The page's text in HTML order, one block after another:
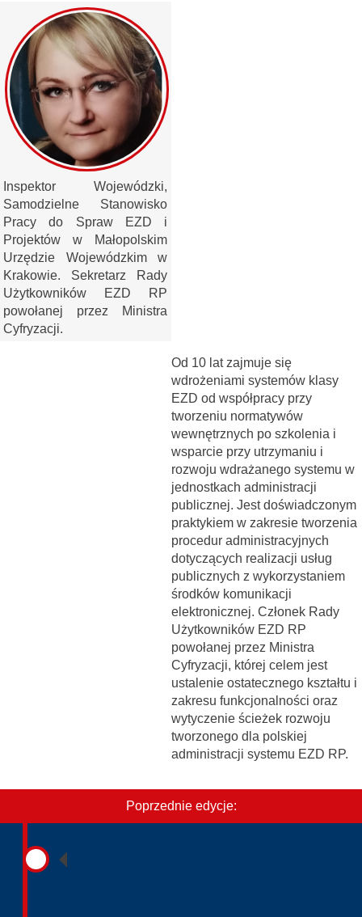
Inspektor Wojewódzki,
Samodzielne Stanowisko
Pracy do Spraw EZD i
Projektów w Małopolskim
Urzędzie Wojewódzkim w
Krakowie. Sekretarz Rady
Użytkowników EZD RP
powołanej przez Ministra
Cyfryzacji.
Od 10 lat zajmuje się
wdrożeniami systemów klasy
EZD od współpracy przy
tworzeniu normatywów
wewnętrznych po szkolenia i
wsparcie przy utrzymaniu i
rozwoju wdrażanego systemu w
jednostkach administracji
publicznej. Jest doświadczonym
praktykiem w zakresie tworzenia
procedur administracyjnych
dotyczących realizacji usług
publicznych z wykorzystaniem
środków komunikacji
elektronicznej. Członek Rady
Użytkowników EZD RP
powołanej przez Ministra
Cyfryzacji, której celem jest
ustalenie ostatecznego kształtu i
zakresu funkcjonalności oraz
wytyczenie ścieżek rozwoju
tworzonego dla polskiej
administracji systemu EZD RP.
Poprzednie edycje: